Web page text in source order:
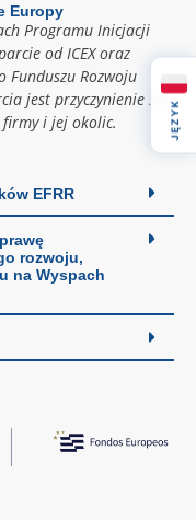
Europy
Programu Inicjacji
od ICEX oraz
Funduszu Rozwoju
jest przyczynienie się
i jej okolic.
EFRR
rozwoju,
na Wyspach
JĘZYK